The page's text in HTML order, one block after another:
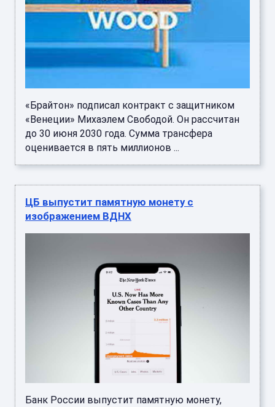
«Брайтон» подписал контракт с защитником
«Венеции» Михаэлем Свободой. Он рассчитан
до 30 июня 2030 года. Сумма трансфера
оценивается в пять миллионов ...
ЦБ выпустит памятную монету с
изображением ВДНХ
Банк России выпустит памятную монету,